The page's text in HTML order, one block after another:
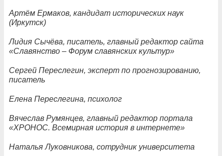
Артём Ермаков, кандидат исторических наук
(Иркутск)
Лидия Сычёва, писатель, главный редактор сайта
«Славянство – Форум славянских культур»
Сергей Переслегин, эксперт по прогнозированию,
писатель
Елена Переслегина, психолог
Вячеслав Румянцев, главный редактор портала
«ХРОНОС. Всемирная история в интернете»
Наталья Луковникова, сотрудник университета